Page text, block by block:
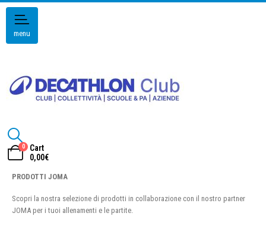
menu
0
Cart
0,00€
PRODOTTI JOMA
Scopri la nostra selezione di prodotti in collaborazione con il nostro partner
JOMA per i tuoi allenamenti e le partite.